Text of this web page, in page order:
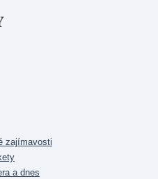
zajímavosti
a dnes